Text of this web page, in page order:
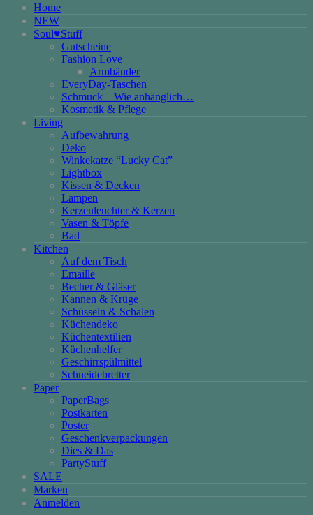
Home
NEW
Soul♥Stuff
Gutscheine
Fashion Love
Armbänder
EveryDay-Taschen
Schmuck – Wie anhänglich…
Kosmetik & Pflege
Living
Aufbewahrung
Deko
Winkekatze “Lucky Cat”
Lightbox
Kissen & Decken
Lampen
Kerzenleuchter & Kerzen
Vasen & Töpfe
Bad
Kitchen
Auf dem Tisch
Emaille
Becher & Gläser
Kannen & Krüge
Schüsseln & Schalen
Küchendeko
Küchentextilien
Küchenhelfer
Geschirrspülmittel
Schneidebretter
Paper
PaperBags
Postkarten
Poster
Geschenkverpackungen
Dies & Das
PartyStuff
SALE
Marken
Anmelden